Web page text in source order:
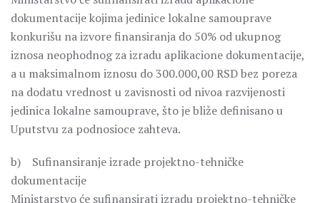
dokumentacije kojima jedinice lokalne samouprave
konkurišu na izvore finansiranja do 50% od ukupnog
iznosa neophodnog za izradu aplikacione dokumentacije,
a u maksimalnom iznosu do 300.000,00 RSD bez poreza
na dodatu vrednost u zavisnosti od nivoa razvijenosti
jedinica lokalne samouprave, što je bliže definisano u
Uputstvu za podnosioce zahteva.
b) Sufinansiranje izrade projektno-tehničke
dokumentacije
Ministarstvo će sufinansirati izradu projektno-tehničke